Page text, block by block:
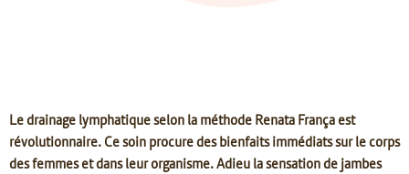
Le drainage lymphatique selon la méthode Renata França est
révolutionnaire. Ce soin procure des bienfaits immédiats sur le corps
des femmes et dans leur organisme. Adieu la sensation de jambes